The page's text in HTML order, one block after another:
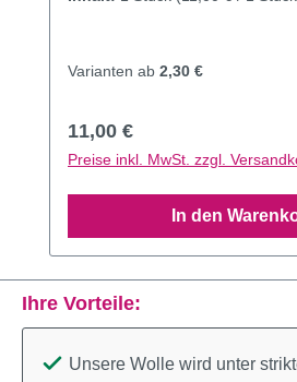
Varianten ab 2,30 €
Regulärer Preis:
11,00 €
Preise inkl. MwSt. zzgl.
In den
Ihre Vorteile:
Unsere Wolle wird unter